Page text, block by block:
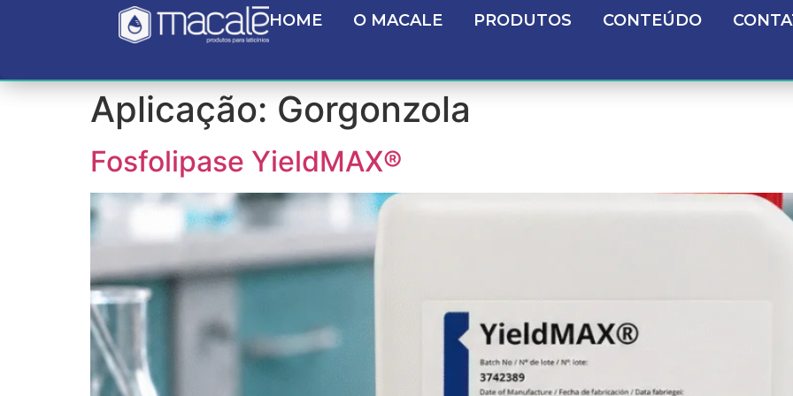
HOME O MACALE PRODUTOS CONTEÚDO
Aplicação: Gorgonzola
Fosfolipase YieldMAX®